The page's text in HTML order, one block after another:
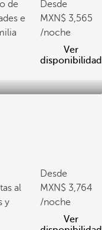
de
e
Desde
3,565
/noche
Ver
disponibilidad
al
y
Desde
3,764
/noche
Ver